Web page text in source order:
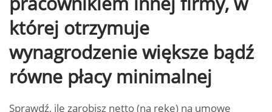
której otrzymuje
wynagrodzenie większe bądź
równe płacy minimalnej
Sprawdź, ile zarobisz netto (na rękę) na umowę